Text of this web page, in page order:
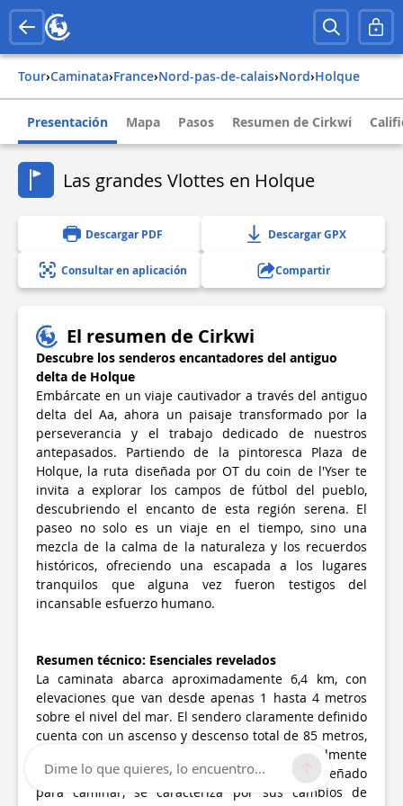
Tour› Caminata› france› nord-pas-de-calais› nord› holque
Presentación Mapa Pasos Resumen de Cirkwi
Las grandes Vlottes en Holque
Descargar PDF Descargar GPX
Consultar en aplicación Compartir
El resumen de Cirkwi
Descubre los senderos encantadores del antiguo
delta de Holque
Embárcate en un viaje cautivador a través del antiguo
delta del Aa, ahora un paisaje transformado por la
perseverancia y el trabajo dedicado de nuestros
antepasados. Partiendo de la pintoresca Plaza de
Holque, la ruta diseñada por OT du coin de l'Yser te
invita a explorar los campos de fútbol del pueblo,
descubriendo el encanto de esta región serena. El
paseo no solo es un viaje en el tiempo, sino una
mezcla de la calma de la naturaleza y los recuerdos
históricos, ofreciendo una escapada a los lugares
tranquilos que alguna vez fueron testigos del
incansable esfuerzo humano.
Resumen técnico: Esenciales revelados
La caminata abarca aproximadamente 6,4 km, con
elevaciones que van desde apenas 1 hasta 4 metros
sobre el nivel del mar. El sendero claramente definido
cuenta con un ascenso y descenso total de 85 metros,
ilustrando un terreno plano pero sutilmente
ondulado. Este circuito, meticulosamente diseñado
para caminar, se caracteriza por sus cambios de
Dime lo que quieres, lo encuentro...